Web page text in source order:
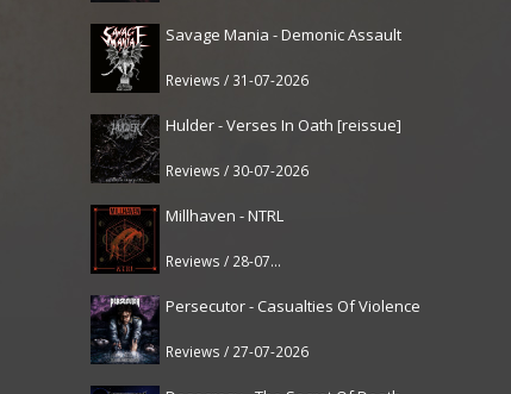
Savage Mania - Demonic Assault
Reviews / 31-07-2026
Hulder - Verses In Oath [reissue]
Reviews / 30-07-2026
Millhaven - NTRL
Reviews / 28-07-2026
Persecutor - Casualties Of Violence
Reviews / 27-07-2026